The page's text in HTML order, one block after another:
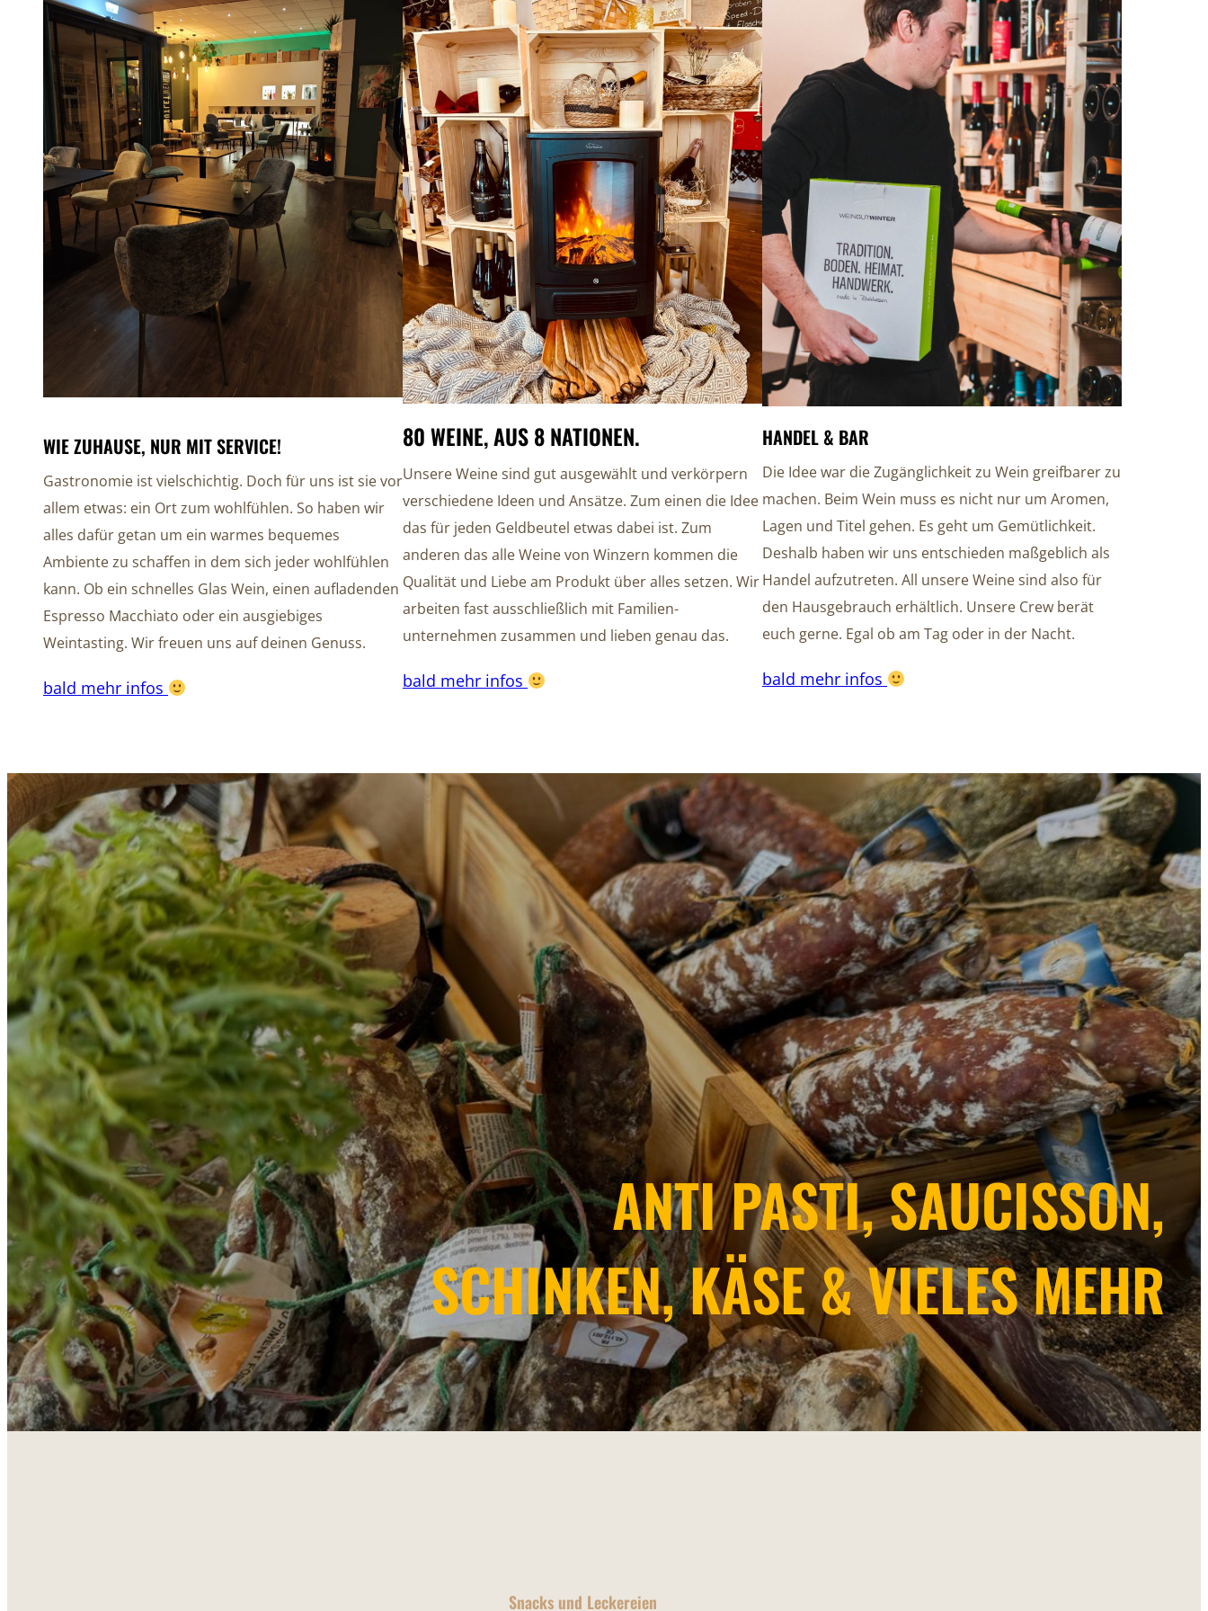
WIE ZUHAUSE, NUR MIT SERVICE!
Gastronomie ist vielschichtig. Doch für uns ist sie vor
allem etwas: ein Ort zum wohlfühlen. So haben wir
alles dafür getan um ein warmes bequemes
Ambiente zu schaffen in dem sich jeder wohlfühlen
kann. Ob ein schnelles Glas Wein, einen aufladenden
Espresso Macchiato oder ein ausgiebiges
Weintasting. Wir freuen uns auf deinen Genuss.
bald mehr infos
80 WEINE, AUS 8 NATIONEN.
Unsere Weine sind gut ausgewählt und verkörpern
verschiedene Ideen und Ansätze. Zum einen die Idee
das für jeden Geldbeutel etwas dabei ist. Zum
anderen das alle Weine von Winzern kommen die
Qualität und Liebe am Produkt über alles setzen. Wir
arbeiten fast ausschließlich mit Familien-
unternehmen zusammen und lieben genau das.
bald mehr infos
HANDEL & BAR
Die Idee war die Zugänglichkeit zu Wein greifbarer zu
machen. Beim Wein muss es nicht nur um Aromen,
Lagen und Titel gehen. Es geht um Gemütlichkeit.
Deshalb haben wir uns entschieden maßgeblich als
Handel aufzutreten. All unsere Weine sind also für
den Hausgebrauch erhältlich. Unsere Crew berät
euch gerne. Egal ob am Tag oder in der Nacht.
bald mehr infos
ANTI PASTI, SAUCISSON,
SCHINKEN, KÄSE & VIELES MEHR
Snacks und Leckereien